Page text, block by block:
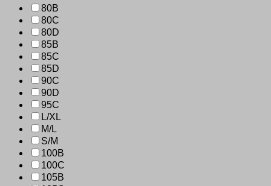
80B
80C
80D
85B
85C
85D
90C
90D
95C
L/XL
M/L
S/M
100B
100C
105B